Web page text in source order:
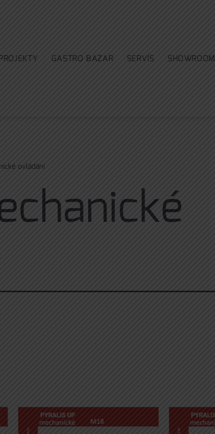
GASTRO BAZAR SERVÍS
SHOWROOM
ovládání